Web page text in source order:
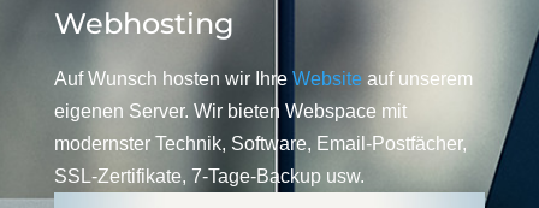
Webhosting
Auf Wunsch hosten wir Ihre Website auf unserem
eigenen Server. Wir bieten Webspace mit
modernster Technik, Software, Email-Postfächer,
SSL-Zertifikate, 7-Tage-Backup usw.